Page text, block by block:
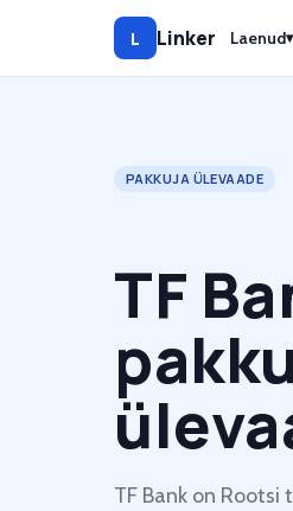
L Linker Laenud▾
PAKKUJA ÜLEVAADE
TF
TF Bank on